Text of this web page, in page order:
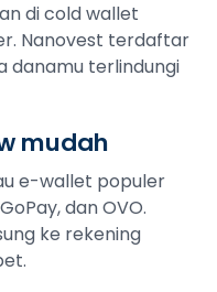
di cold wallet
Nanovest terdaftar
danamu terlindungi
mudah
e-wallet populer
dan OVO.
ke rekening